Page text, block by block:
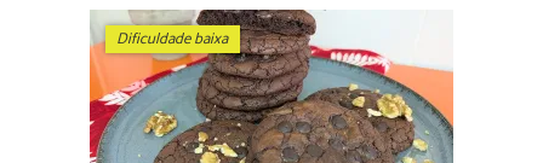
Dificuldade baixa